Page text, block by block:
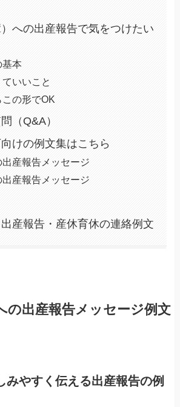
への出産報告で気をつけたい
本
いいこと
の形でOK
（Q&A）
けの例文集はこちら
出産報告メッセージ
出産報告メッセージ
産報告・産休育休の連絡例文
の出産報告メッセージ例文
みやすく伝える出産報告の例